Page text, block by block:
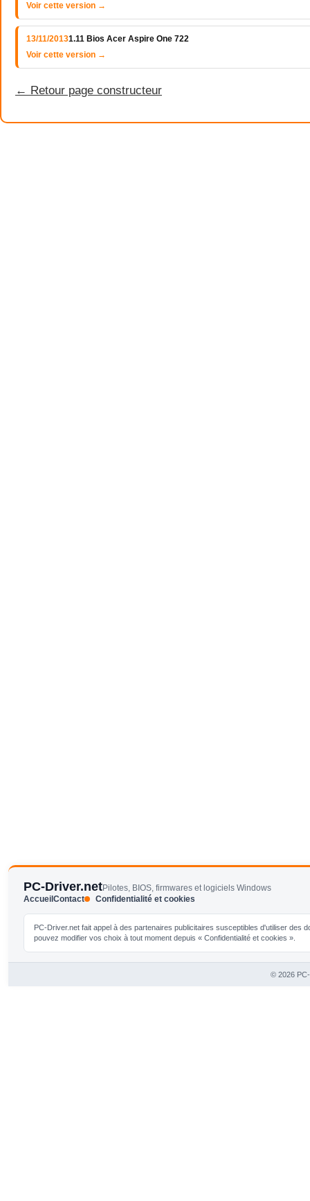
Voir cette version →
13/11/20131.11 Bios Acer Aspire One 722
Voir cette version →
← Retour page constructeur
PC-Driver.netPilotes, BIOS, firmwares et logiciels Windows
AccueilContact Confidentialité et cookies
PC-Driver.net fait appel à des partenaires publicitaires susceptibles d'utiliser
pouvez modifier vos choix à tout moment depuis « Confidentialité et cookies ».
© 2026